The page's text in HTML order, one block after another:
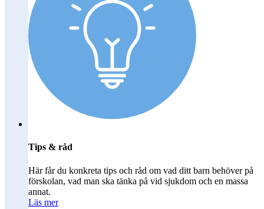
Tips & råd
Här får du konkreta tips och råd om vad ditt barn behöver på
förskolan, vad man ska tänka på vid sjukdom och en massa
annat.
Läs mer